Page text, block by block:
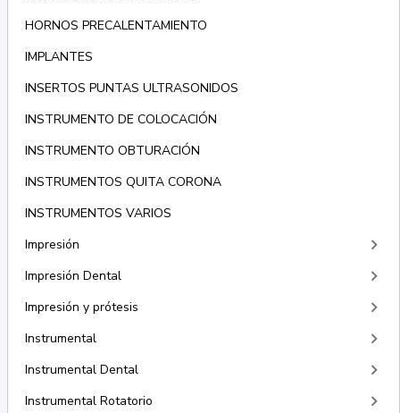
HORNOS PRECALENTAMIENTO
IMPLANTES
INSERTOS PUNTAS ULTRASONIDOS
INSTRUMENTO DE COLOCACIÓN
INSTRUMENTO OBTURACIÓN
INSTRUMENTOS QUITA CORONA
INSTRUMENTOS VARIOS
Impresión
keyboard_arrow_right
Impresión Dental keyboard_arrow_right
Impresión y prótesis keyboard_arrow_right
Instrumental keyboard_arrow_right
Instrumental Dental keyboard_arrow_right
Instrumental Rotatorio keyboard_arrow_right